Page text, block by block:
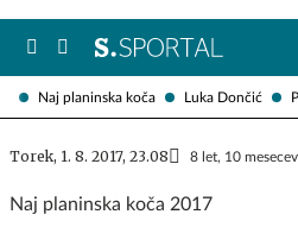
Naj planinska koča Luka Dončić
Torek, 1. 8. 2017, 23.08 8 let, 10 mesecev
Naj planinska koča 2017